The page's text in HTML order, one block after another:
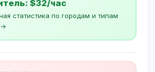
$32/час
статистика по городам и типам
→